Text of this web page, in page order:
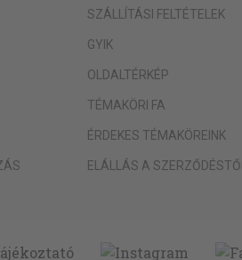
SZÁLLÍTÁSI FELTÉTELEK
GYIK
OLDALTÉRKÉP
TÉMAKÖRI FA
ÉRDEKES TÉMAKÖREINK
ELÁLLÁS A SZERZŐDÉSTŐL